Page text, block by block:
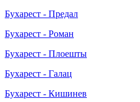
Бухарест - Предал
Бухарест - Роман
Бухарест - Плоешты
Бухарест - Галац
Бухарест - Кишинев